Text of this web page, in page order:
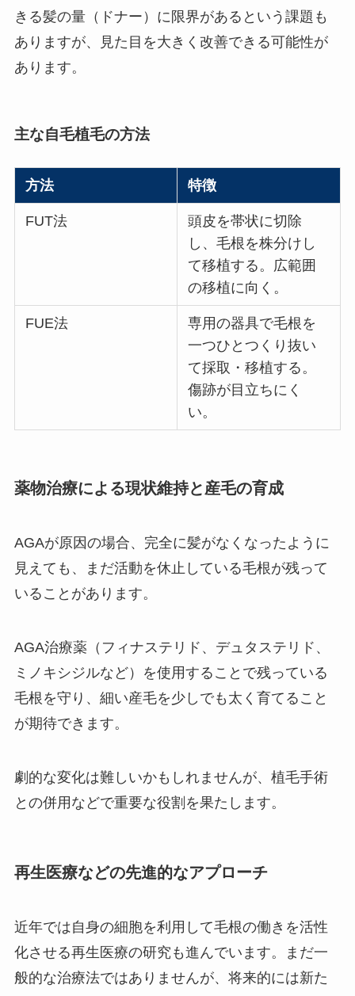
きる髪の量（ドナー）に限界があるという課題も
ありますが、見た目を大きく改善できる可能性が
あります。
主な自毛植毛の方法
方法 特徴
FUT法
頭皮を帯状に切除
し、毛根を株分けし
て移植する。広範囲
の移植に向く。
FUE法
専用の器具で毛根を
一つひとつくり抜い
て採取・移植する。
傷跡が目立ちにく
い。
薬物治療による現状維持と産毛の育成
AGAが原因の場合、完全に髪がなくなったように
見えても、まだ活動を休止している毛根が残って
いることがあります。
AGA治療薬（フィナステリド、デュタステリド、
ミノキシジルなど）を使用することで残っている
毛根を守り、細い産毛を少しでも太く育てること
が期待できます。
劇的な変化は難しいかもしれませんが、植毛手術
との併用などで重要な役割を果たします。
再生医療などの先進的なアプローチ
近年では自身の細胞を利用して毛根の働きを活性
化させる再生医療の研究も進んでいます。まだ一
般的な治療法ではありませんが、将来的には新た